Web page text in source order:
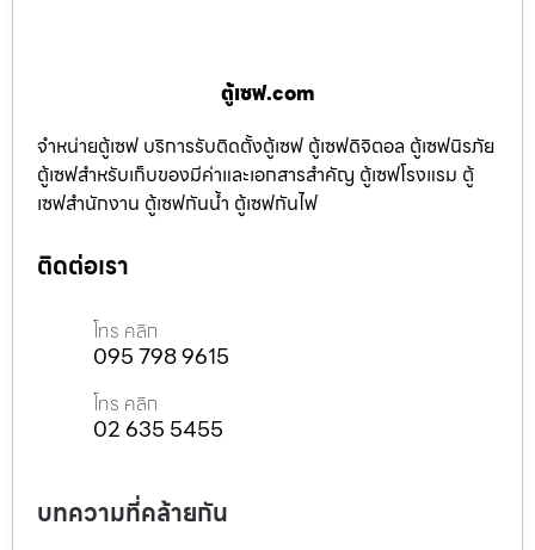
ตู้เซฟ.com
จำหน่ายตู้เซฟ บริการรับติดตั้งตู้เซฟ ตู้เซฟดิจิตอล ตู้เซฟนิรภัย
ตู้เซฟสำหรับเก็บของมีค่าและเอกสารสำคัญ ตู้เซฟโรงแรม ตู้
เซฟสำนักงาน ตู้เซฟกันน้ำ ตู้เซฟกันไฟ
ติดต่อเรา
โทร คลิก
095 798 9615
โทร คลิก
02 635 5455
บทความที่คล้ายกัน